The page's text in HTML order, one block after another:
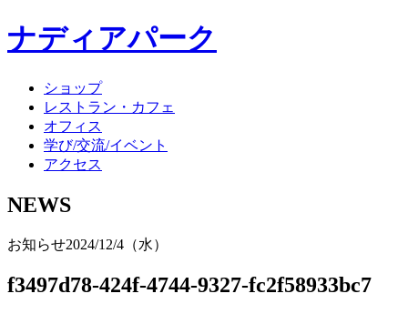
ナディアパーク
ショップ
レストラン・カフェ
オフィス
学び/交流/イベント
アクセス
NEWS
お知らせ2024/12/4（水）
f3497d78-424f-4744-9327-fc2f58933bc7